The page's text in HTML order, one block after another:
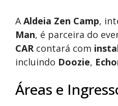
AAldeia Zen Camp,
Man, é parceira do
CARcontará com
incluindo Doozie,
Áreas e